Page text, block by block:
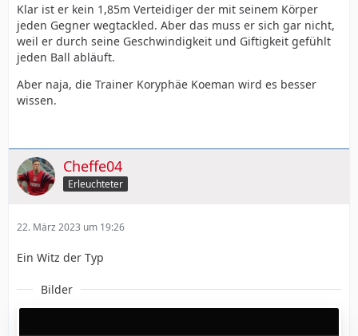
Klar ist er kein 1,85m Verteidiger der mit seinem Körper
jeden Gegner wegtackled. Aber das muss er sich gar nicht,
weil er durch seine Geschwindigkeit und Giftigkeit gefühlt
jeden Ball abläuft.
Aber naja, die Trainer Koryphäe Koeman wird es besser
wissen.
Cheffe04
Erleuchteter
22. März 2023 um 19:26
Ein Witz der Typ
Bilder